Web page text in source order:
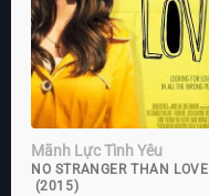
Mãnh Lực Tình Yêu
NO STRANGER THAN LOVE
(2015)